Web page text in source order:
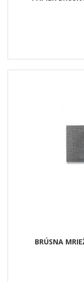
BRÚSNA